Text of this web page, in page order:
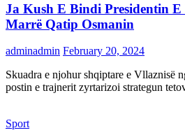
Ja Kush E Bindi Presidentin E
Marrë Qatip Osmanin
adminadmin February 20, 2024
Skuadra e njohur shqiptare e Vllaznisë
postin e trajnerit zyrtarizoi strategun
Sport